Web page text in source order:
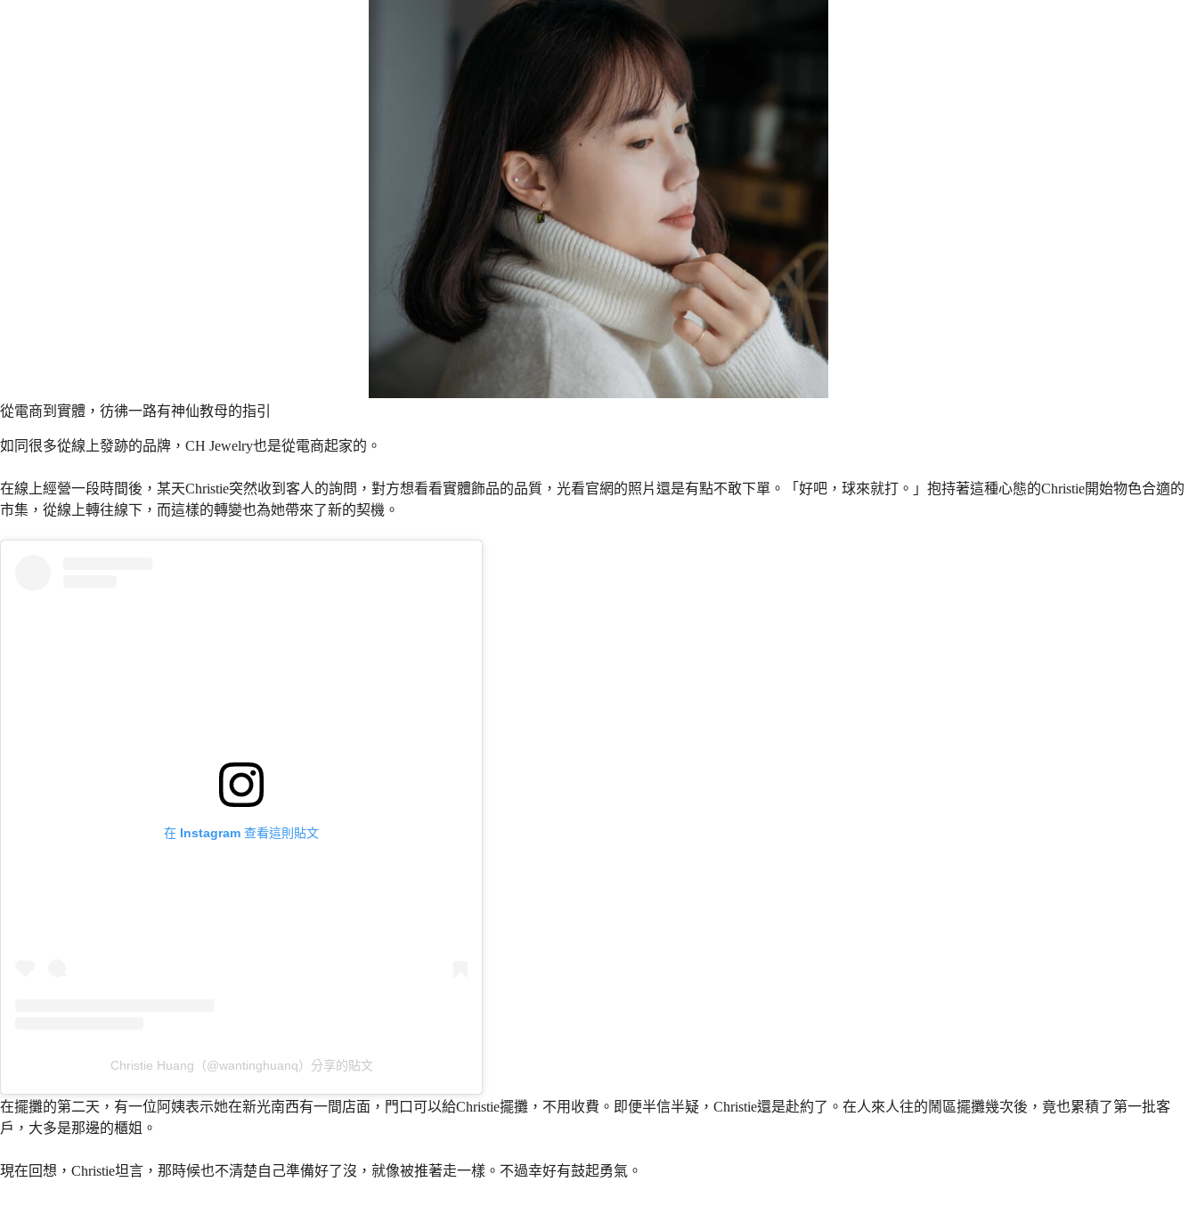
從電商到實體，彷彿一路有神仙教母的指引
如同很多從線上發跡的品牌，CH Jewelry也是從電商起家的。
在線上經營一段時間後，某天Christie突然收到客人的詢問，對方想看看實體飾品的品質，光看官網的照片還是有點不敢下單。「好吧，球來就打。」抱持著這種心態的Christie開始物色合適的
市集，從線上轉往線下，而這樣的轉變也為她帶來了新的契機。
在 Instagram 查看這則貼文
Christie Huang（@wantinghuanq）分享的貼文
在擺攤的第二天，有一位阿姨表示她在新光南西有一間店面，門口可以給Christie擺攤，不用收費。即便半信半疑，Christie還是赴約了。在人來人往的鬧區擺攤幾次後，竟也累積了第一批客
戶，大多是那邊的櫃姐。
現在回想，Christie坦言，那時候也不清楚自己準備好了沒，就像被推著走一樣。不過幸好有鼓起勇氣。